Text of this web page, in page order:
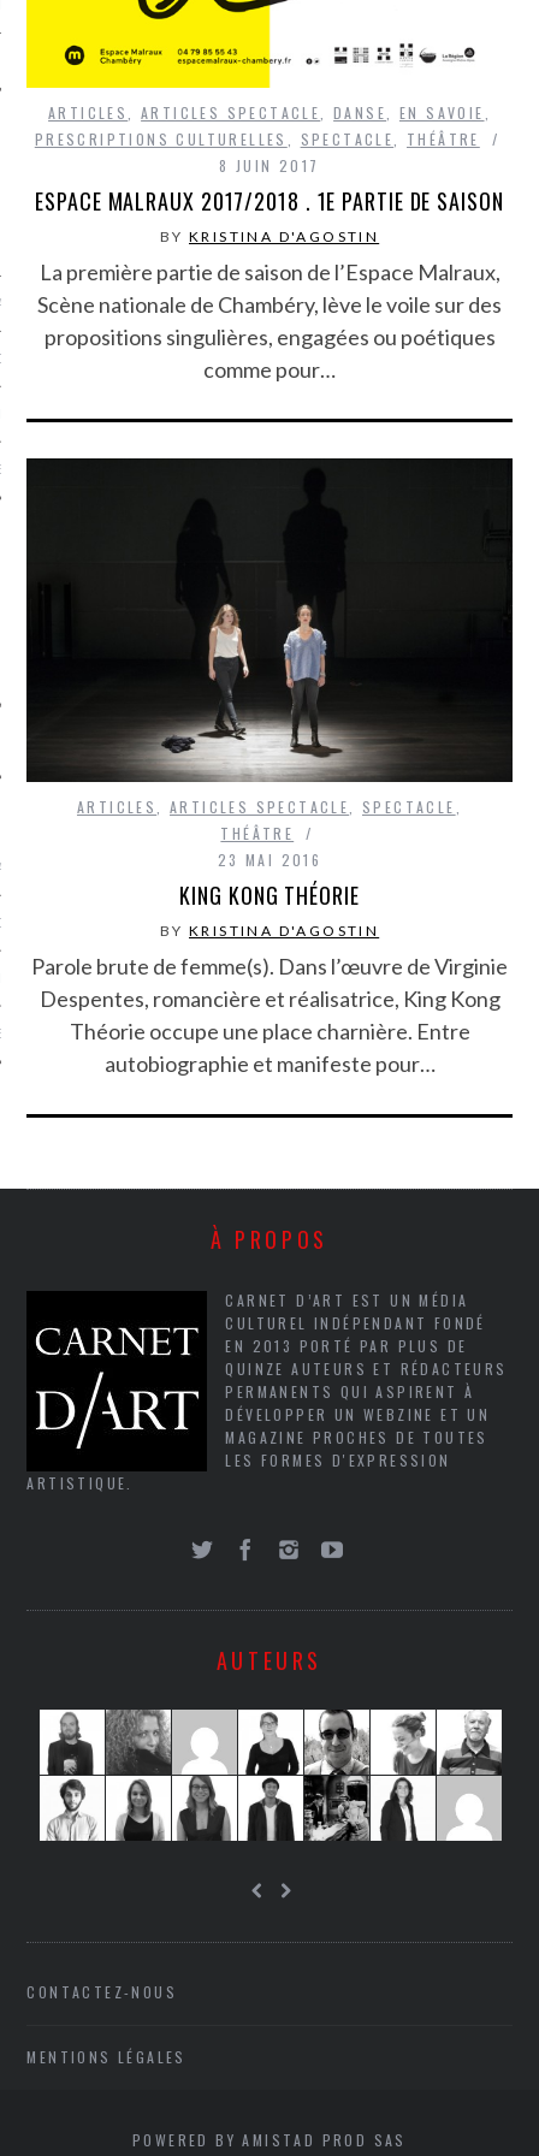
CARAVELLE
PODCAST
CARAVELLE
CARAVELLE
PODCAST
ARTICLES ,ARTICLES SPECTACLE ,DANSE EN SAVOIE
PRESCRIPTIONS CULTURELLES
SPECTACLE
THÉÂTRE
8 JUIN 2017
ESPACE MALRAUX 2017/2018 . 1E PARTIE DE SAISON
BY KRISTINA D'AGOSTIN
La première partie de saison de l’Espace Malraux,
Scène nationale de Chambéry, lève le voile sur des
propositions singulières, engagées ou poétiques
comme pour…
ARTICLES ARTICLES SPECTACLE SPECTACLE
THÉÂTRE
23 MAI 2016
KING KONG THÉORIE
BY KRISTINA D'AGOSTIN
Parole brute de femme(s). Dans l’œuvre de Virginie
Despentes, romancière et réalisatrice, King Kong
Théorie occupe une place charnière. Entre
autobiographie et manifeste pour…
À PROPOS
CARNET D’ART EST UN MÉDIA
CULTUREL INDÉPENDANT FONDÉ
EN 2013 PORTÉ PAR PLUS DE
QUINZE AUTEURS ET RÉDACTEURS
PERMANENTS QUI ASPIRENT À
DÉVELOPPER UN WEBZINE ET UN
MAGAZINE PROCHES DE TOUTES
LES FORMES D'EXPRESSION
ARTISTIQUE.
AUTEURS
CONTACTEZ-NOUS
MENTIONS LÉGALES
POWERED BY AMISTAD PROD SAS